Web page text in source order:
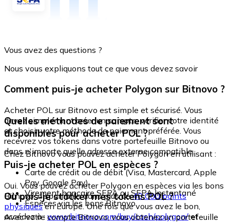
Vous avez des questions ?
Nous vous expliquons tout ce que vous devez savoir
Comment puis-je acheter Polygon sur Bitnovo ?
Acheter POL sur Bitnovo est simple et sécurisé. Vous
devez simplement créer un compte, vérifier votre identité
et choisir votre méthode de paiement préférée. Vous
recevrez vos tokens dans votre portefeuille Bitnovo ou
dans n'importe quelle adresse externe compatible.
Quelles méthodes de paiement sont
disponibles pour acheter POL ?
Chez Bitnovo vous pouvez acheter Polygon en utilisant :
Carte de crédit ou de débit (Visa, Mastercard, Apple
Pay, Google Pay)
Virement bancaire SEPA ou SEPA Instantané
Espèces via les bons Bitnovo
Puis-je acheter POL en espèces ?
Oui. Vous pouvez acheter Polygon en espèces via les bons
Bitnovo, disponibles dans plus de40 000 points
physiquesen Europe. Une fois que vous avez le bon,
accédez à : www.bitnovo.com/buy/cash/polygon/et
Où puis-je stocker mes tokens POL ?
Avec votre compte Bitnovo, vous obtenez un portefeuille